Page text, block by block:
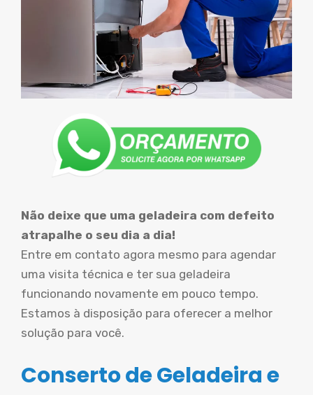
Não deixe que uma geladeira com defeito
atrapalhe o seu dia a dia!
Entre em contato agora mesmo para agendar
uma visita técnica e ter sua geladeira
funcionando novamente em pouco tempo.
Estamos à disposição para oferecer a melhor
solução para você.
Conserto de Geladeira e